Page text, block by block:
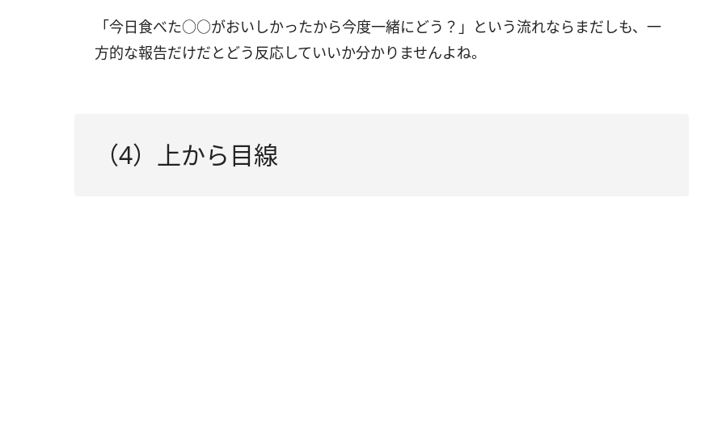
「今日食べた○○がおいしかったから今度一緒にどう？」という流れならまだしも、一
方的な報告だけだとどう反応していいか分かりませんよね。
（4）上から目線